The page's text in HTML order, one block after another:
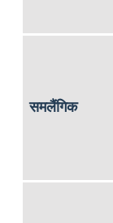
समलैंगिक